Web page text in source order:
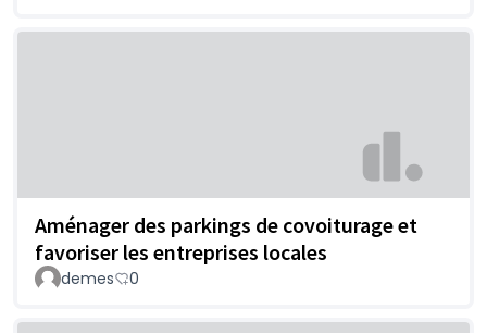
Aménager des parkings de covoiturage et
favoriser les entreprises locales
demes 0